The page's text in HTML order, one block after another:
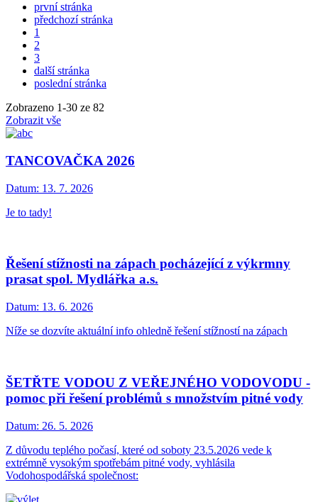
první stránka
předchozí stránka
1
2
3
další stránka
poslední stránka
Zobrazeno 1-30 ze 82
Zobrazit vše
TANCOVAČKA 2026
Datum: 13. 7. 2026
Je to tady!
Řešení stížnosti na zápach pocházející z výkrmny
prasat spol. Mydlářka a.s.
Datum: 13. 6. 2026
Níže se dozvíte aktuální info ohledně řešení stížností na zápach
ŠETŘTE VODOU Z VEŘEJNÉHO VODOVODU -
pomoc při řešení problémů s množstvím pitné vody
Datum: 26. 5. 2026
Z důvodu teplého počasí, které od soboty 23.5.2026 vede k
extrémně vysokým spotřebám pitné vody, vyhlásila
Vodohospodářská společnost: